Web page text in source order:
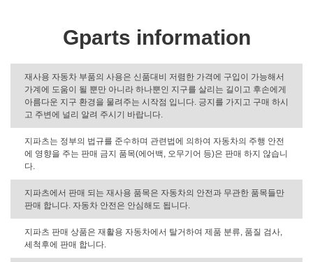
Gparts information
재사용 자동차 부품의 사용은 신품대비 저렴한 가격에 구입이 가능해서
가계에 도움이 될 뿐만 아니라 하나뿐인 지구를 살리는 길이고 후손에게
아름다운 지구 환경을 물려주는 시작점 입니다. 긍지를 가지고 구매 하시
고 주변에 널리 알려 주시기 바랍니다.
지파츠는 정부의 법규를 준수하며 관련법에 의하여 자동차의 주행 안전
에 영향을 주는 판매 금지 품목(에어백, 오무기어 등)은 판매 하지 않습니
다.
지파츠에서 판매 되는 재사용 품목은 자동차의 안전과 무관한 품목들만
판매 합니다. 자동차 안전은 안심해도 됩니다.
지파츠 판매 상품은 재활용 자동차에서 탈거하여 제품 분류, 품질 검사,
세척후에 판매 합니다.